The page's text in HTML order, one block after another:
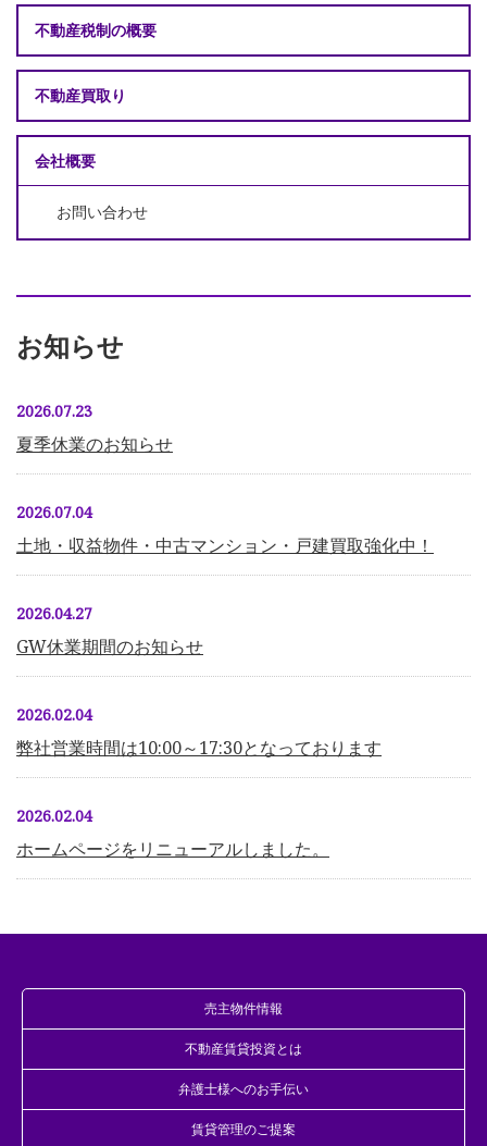
不動産税制の概要
不動産買取り
会社概要
お問い合わせ
お知らせ
2026.07.23
夏季休業のお知らせ
2026.07.04
土地・収益物件・中古マンション・戸建買取強化中！
2026.04.27
GW休業期間のお知らせ
2026.02.04
弊社営業時間は10:00～17:30となっております
2026.02.04
ホームページをリニューアルしました。
売主物件情報
不動産賃貸投資とは
弁護士様へのお手伝い
賃貸管理のご提案